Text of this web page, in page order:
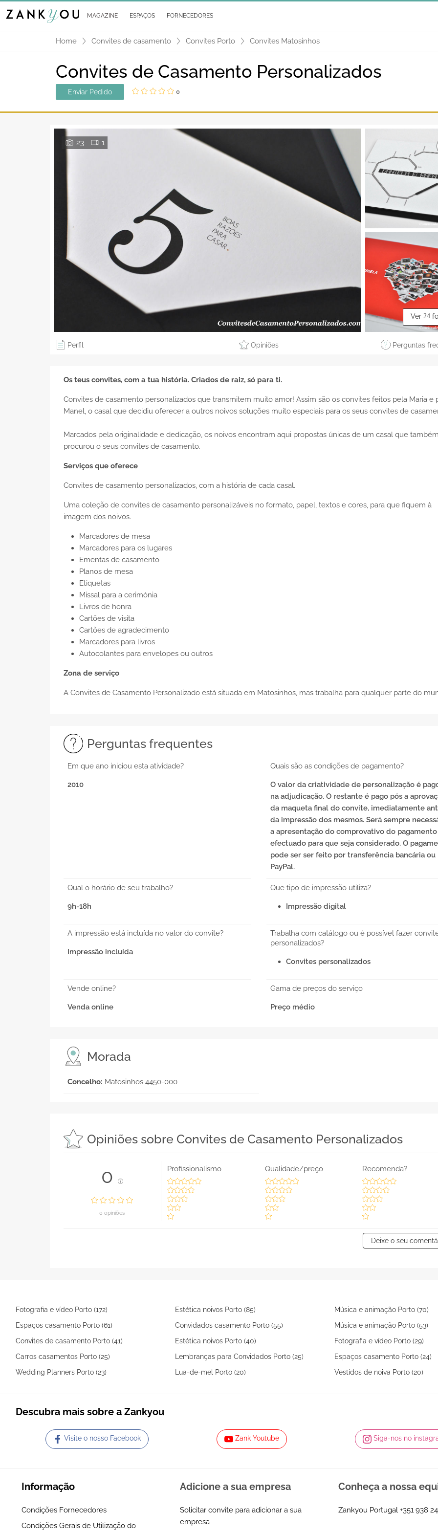
MAGAZINE ESPAÇOS FORNECEDORES
Home Convites de casamento Convites Porto Convites Matosinhos
Convites de Casamento Personalizados
Enviar Pedido 0
23 1
Ver 24
Perfil Opiniões Perguntas
Os teus convites, com a tua história. Criados de raiz, só para ti.
Convites de casamento personalizados que transmitem muito amor! Assim são os convites feitos pela Maria e
Manel, o casal que decidiu oferecer a outros noivos soluções muito especiais para os seus convites de
Marcados pela originalidade e dedicação, os noivos encontram aqui propostas únicas de um casal que
procurou o seus convites de casamento.
Serviços que oferece
Convites de casamento personalizados, com a história de cada casal.
Uma coleção de convites de casamento personalizáveis no formato, papel, textos e cores, para que fiquem à
imagem dos noivos.
Marcadores de mesa
Marcadores para os lugares
Ementas de casamento
Planos de mesa
Etiquetas
Missal para a cerimónia
Livros de honra
Cartões de visita
Cartões de agradecimento
Marcadores para livros
Autocolantes para envelopes ou outros
Zona de serviço
A Convites de Casamento Personalizado está situada em Matosinhos, mas trabalha para qualquer parte do
Perguntas frequentes
Em que ano iniciou esta atividade?
2010
Quais são as condições de pagamento?
O valor da criatividade de personalização é
na adjudicação. O restante é pago pós a
da maqueta final do convite, imediatamente
da impressão dos mesmos. Será sempre
a apresentação do comprovativo do pagamento
efectuado para que seja considerado. O
pode ser ser feito por transferência bancária ou
PayPal.
Qual o horário de seu trabalho?
9h-18h
Que tipo de impressão utiliza?
Impressão digital
A impressão está incluída no valor do convite?
Impressão incluída
Trabalha com catálogo ou é possível fazer
personalizados?
Convites personalizados
Vende online?
Venda online
Gama de preços do serviço
Preço médio
Morada
Concelho: Matosinhos 4450-000
Opiniões sobre Convites de Casamento Personalizados
0
0 opiniões
Profissionalismo Qualidade/preço Recomenda?
Deixe o seu
Fotografia e vídeo Porto (172) Estética noivos Porto (85)
Música e animação Porto (70)
Espaços casamento Porto (61)
Convidados casamento Porto (55)
Música e animação Porto (53)
Convites de casamento Porto (41)
Estética noivos Porto (40)
Fotografia e vídeo Porto (29)
Carros casamentos Porto (25)
Lembranças para Convidados Porto (25)
Espaços casamento Porto (24)
Wedding Planners Porto (23)
Lua-de-mel Porto (20) Vestidos de noiva Porto (20)
Descubra mais sobre a Zankyou
Visite o nosso Facebook Zank Youtube Siga-nos no
Informação
Condições Fornecedores
Condições Gerais de Utilização do
Adicione a sua empresa
Solicitar convite para adicionar a sua
empresa
Conheça a nossa
Zankyou Portugal +351 938